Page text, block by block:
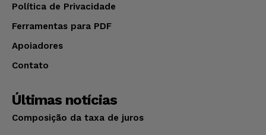
Política de Privacidade
Ferramentas para PDF
Apoiadores
Contato
Últimas notícias
Composição da taxa de juros